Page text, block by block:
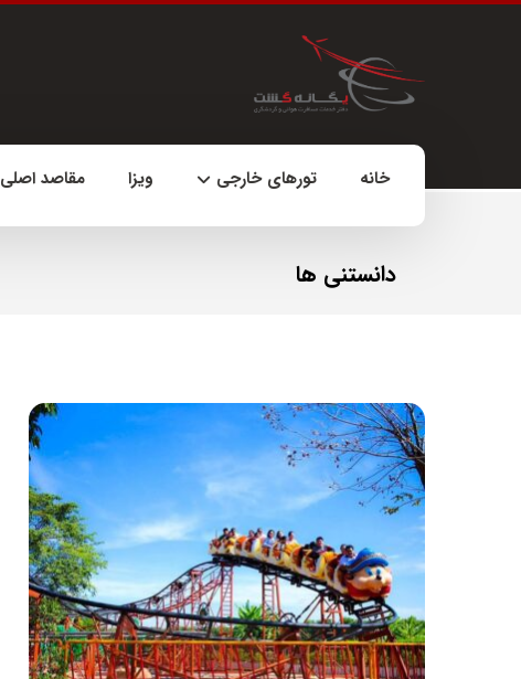
خانه تورهای خارجی ویزا مقاصد اصلی
دانستنی ها